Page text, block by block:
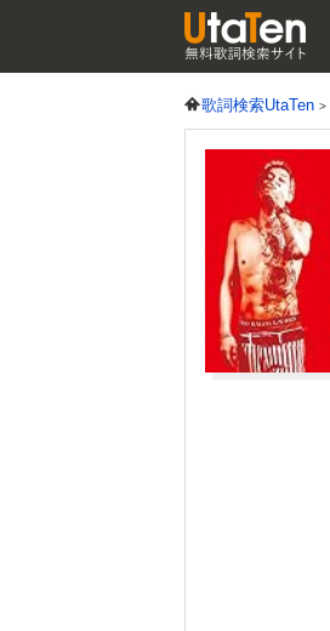
歌詞検索UtaTen